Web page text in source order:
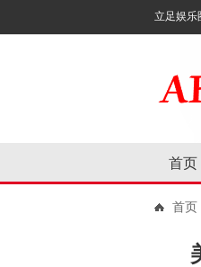
立足娱乐
首页
首页